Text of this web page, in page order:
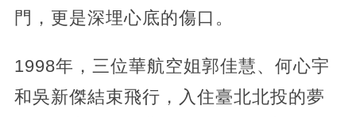
門，更是深埋心底的傷口。
1998年，三位華航空姐郭佳慧、何心宇
和吳新傑結束飛行，入住臺北北投的夢